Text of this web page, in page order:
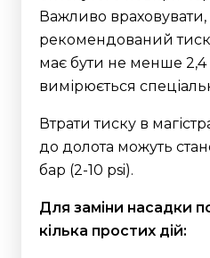
Важливо
рекомендований тиск
має бути не менше 2,4
вимірюється
Втрати тиску в
до долота можуть
бар (2-10 psi).
Для заміни насадки
кілька простих дій: